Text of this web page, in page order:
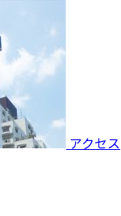
アクセス